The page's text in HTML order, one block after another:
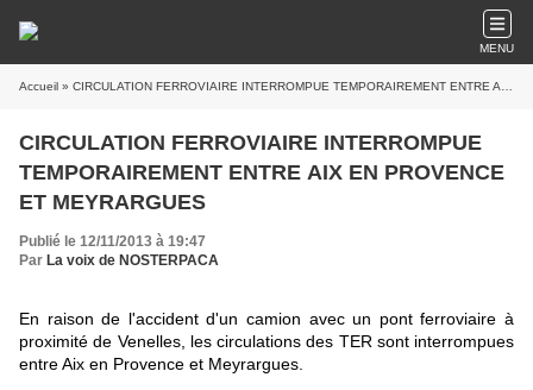
MENU
Accueil » CIRCULATION FERROVIAIRE INTERROMPUE TEMPORAIREMENT ENTRE AIX EN PROVENCE ET MEYRARGUES
CIRCULATION FERROVIAIRE INTERROMPUE
TEMPORAIREMENT ENTRE AIX EN PROVENCE
ET MEYRARGUES
Publié le 12/11/2013 à 19:47
Par La voix de NOSTERPACA
En raison de l'accident d'un camion avec un pont ferroviaire à
proximité de Venelles, les circulations des TER sont interrompues
entre Aix en Provence et Meyrargues.